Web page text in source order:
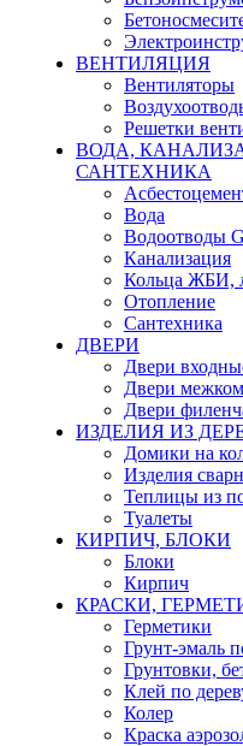
ВЕНТИЛЯЦИЯ
Вентиляторы
Решетки
ВОДА,
САНТЕХНИКА
Вода
Водоотводы
Канализация
Кольца ЖБИ,
Отопление
Сантехника
ДВЕРИ
Двери
Двери
Двери
ИЗДЕЛИЯ ИЗ
Домики на
Изделия
Теплицы из
Туалеты
КИРПИЧ, БЛОКИ
Блоки
Кирпич
КРАСКИ,
Герметики
Грунт-эмаль
Грунтовки,
Клей по
Колер
Краска